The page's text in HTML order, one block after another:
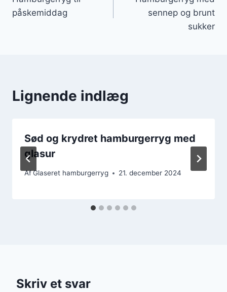
påskemiddag
sennep og brunt
sukker
Lignende indlæg
Sød og krydret hamburgerryg med
glasur
AfGlaseret hamburgerryg 21. december 2024
Skriv et svar